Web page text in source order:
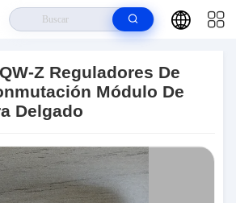
Conmutación Módulo De Potencia Ultra
Z Reguladores De
Módulo De
Delgado